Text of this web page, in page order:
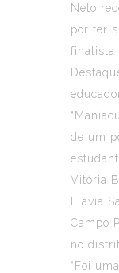
Neto
por ter
finalista
de um
Vitória
Flávia
Campo
no
“Foi